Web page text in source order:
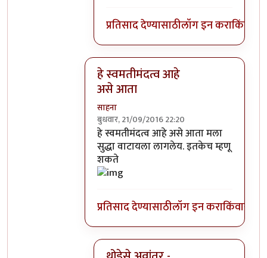
प्रतिसाद देण्यासाठीलॉग इन कराकिंवा
हे स्वमतीमंदत्व आहे
असे आता
साहना
बुधवार, 21/09/2016 22:20
In reply toआत्मबंधवाल्यानी `कोहळा म्हणजे
हे स्वमतीमंदत्व आहे असे आता मला
सुद्धा वाटायला लागलेय. इतकेच म्हणू
शकते
प्रतिसाद देण्यासाठीलॉग इन कराकिंवा